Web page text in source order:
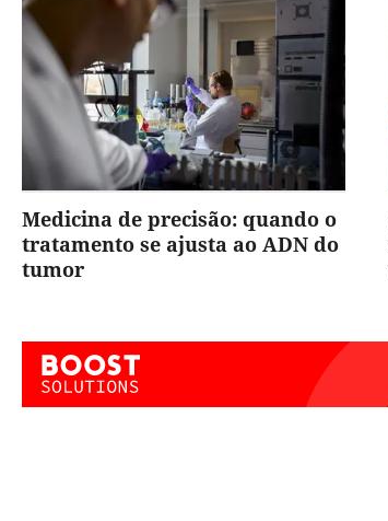
Medicina de precisão: quando o
tratamento se ajusta ao ADN do
tumor